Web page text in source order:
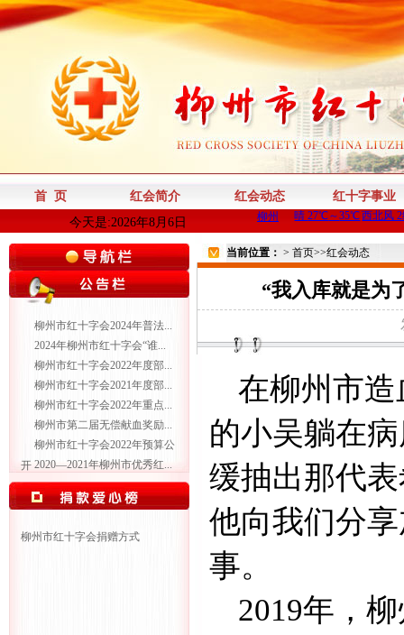
首 页 红会简介 红会动态
红十字事业
今天是:2026年8月6日
柳州市红十字会2024年普法...
2024年柳州市红十字会“谁...
柳州市红十字会2022年度部...
柳州市红十字会2021年度部...
柳州市红十字会2022年重点...
柳州市第二届无偿献血奖励...
柳州市红十字会2022年预算公
开 2020—2021年柳州市优秀红...
柳州市红十字会捐赠方式
当前位置： > 首页>>红会动态
“我入库就是为
在柳州市
的小吴躺在
缓抽出那代
他向我们分
事。
2019年，